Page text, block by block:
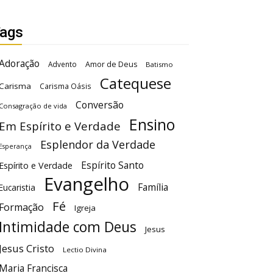
Advento Amor de Deus Batismo
Carisma Oásis Catequese
de vida Conversão
Espírito e Verdade Ensino
Esplendor da Verdade
e Verdade Espírito Santo
Evangelho
Família
Fé Igreja
com Deus Jesus
Cristo Lectio Divina
Francisca